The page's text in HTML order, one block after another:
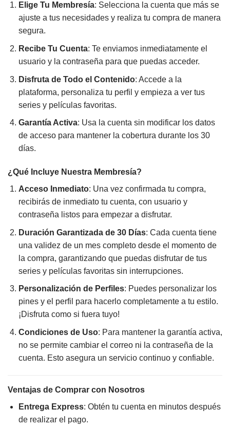
Elige Tu Membresía: Selecciona la cuenta que más se
ajuste a tus necesidades y realiza tu compra de manera
segura.
Recibe Tu Cuenta: Te enviamos inmediatamente el
usuario y la contraseña para que puedas acceder.
Disfruta de Todo el Contenido: Accede a la
plataforma, personaliza tu perfil y empieza a ver tus
series y películas favoritas.
Garantía Activa: Usa la cuenta sin modificar los datos
de acceso para mantener la cobertura durante los 30
días.
¿Qué Incluye Nuestra Membresía?
Acceso Inmediato: Una vez confirmada tu compra,
recibirás de inmediato tu cuenta, con usuario y
contraseña listos para empezar a disfrutar.
Duración Garantizada de 30 Días: Cada cuenta tiene
una validez de un mes completo desde el momento de
la compra, garantizando que puedas disfrutar de tus
series y películas favoritas sin interrupciones.
Personalización de Perfiles: Puedes personalizar los
pines y el perfil para hacerlo completamente a tu estilo.
¡Disfruta como si fuera tuyo!
Condiciones de Uso: Para mantener la garantía activa,
no se permite cambiar el correo ni la contraseña de la
cuenta. Esto asegura un servicio continuo y confiable.
Ventajas de Comprar con Nosotros
Entrega Express: Obtén tu cuenta en minutos después
de realizar el pago.